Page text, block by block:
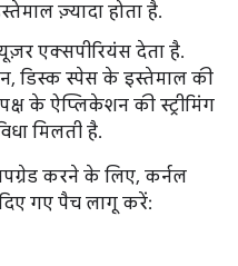
ज़्यादा होता है.
एक्सपीरियंस देता है.
डिस्क स्पेस के इस्तेमाल की
के ऐप्लिकेशन की स्ट्रीमिंग
मिलती है.
करने के लिए, कर्नल
गए पैच लागू करें: